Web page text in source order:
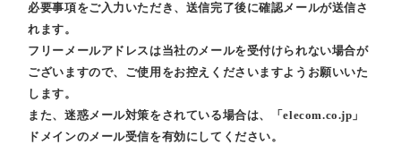
必要事項をご入力いただき、送信完了後に確認メールが送信さ
れます。
フリーメールアドレスは当社のメールを受付けられない場合が
ございますので、ご使用をお控えくださいますようお願いいた
します。
また、迷惑メール対策をされている場合は、「elecom.co.jp」
ドメインのメール受信を有効にしてください。